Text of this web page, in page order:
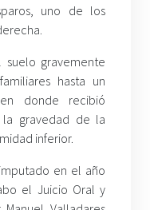
uno de los
gravemente
hasta un
donde recibió
gravedad de la
inferior.
en el año
el Juicio Oral y